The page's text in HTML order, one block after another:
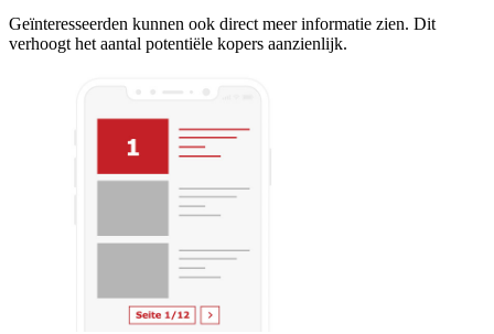
Geïnteresseerden kunnen ook direct meer informatie zien. Dit
verhoogt het aantal potentiële kopers aanzienlijk.